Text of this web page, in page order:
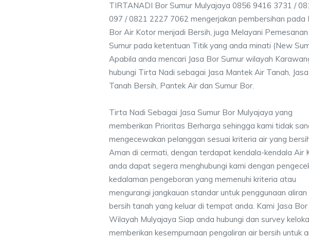
TIRTANADI Bor Sumur Mulyajaya 0856 9416 3731 /
097 / 0821 2227 7062 mengerjakan pembersihan pada
Bor Air Kotor menjadi Bersih, juga Melayani
Sumur pada ketentuan Titik yang anda minati (New
Apabila anda mencari Jasa Bor Sumur wilayah
hubungi Tirta Nadi sebagai Jasa Mantek Air Tanah,
Tanah Bersih, Pantek Air dan Sumur Bor.
Tirta Nadi Sebagai Jasa Sumur Bor Mulyajaya yang
memberikan Prioritas Berharga sehingga kami tidak
mengecewakan pelanggan sesuai kriteria air yang
Aman di cermati, dengan terdapat kendala-kendala Air
anda dapat segera menghubungi kami dengan
kedalaman pengeboran yang memenuhi kriteria atau
mengurangi jangkauan standar untuk penggunaan aliran
bersih tanah yang keluar di tempat anda. Kami Jasa Bor
Wilayah Mulyajaya Siap anda hubungi dan survey
memberikan kesempurnaan pengaliran air bersih untuk